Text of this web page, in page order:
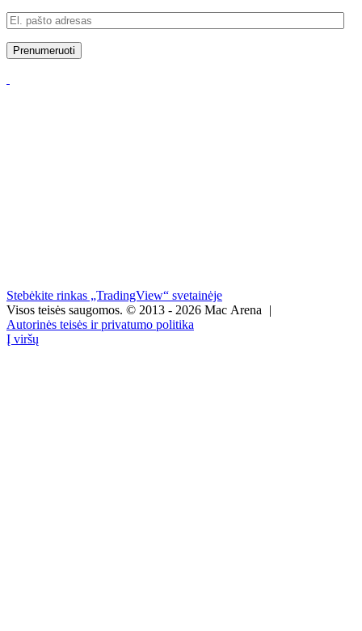
El.
pašto
adresas
Prenumeruoti
Stebėkite rinkas „TradingView“ svetainėje
Visos teisės saugomos. © 2013 - 2026 Mac Arena
|
Autorinės teisės ir privatumo politika
Į viršų